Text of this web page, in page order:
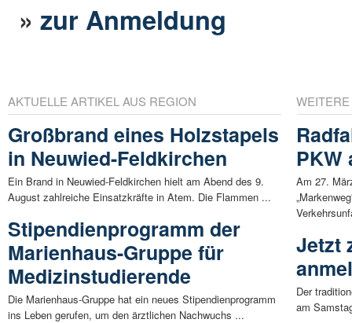
»zur Anmeldung
AKTUELLE ARTIKEL AUS REGION
Großbrand eines Holzstapels
in Neuwied-Feldkirchen
Ein Brand in Neuwied-Feldkirchen hielt am Abend des 9.
August zahlreiche Einsatzkräfte in Atem. Die Flammen ...
Stipendienprogramm der
Marienhaus-Gruppe für
Medizinstudierende
Die Marienhaus-Gruppe hat ein neues Stipendienprogramm
ins Leben gerufen, um den ärztlichen Nachwuchs ...
PKW
Am 27.
Jetzt
Der
am